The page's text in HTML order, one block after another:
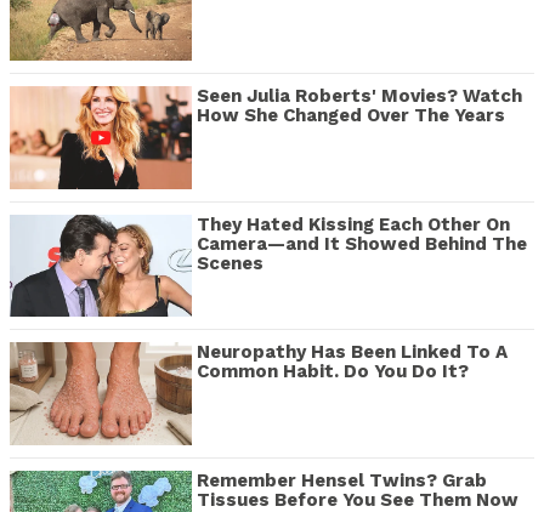
Seen Julia Roberts' Movies? Watch
How She Changed Over The Years
They Hated Kissing Each Other On
Camera—and It Showed Behind The
Scenes
Neuropathy Has Been Linked To A
Common Habit. Do You Do It?
Remember Hensel Twins? Grab
Tissues Before You See Them Now